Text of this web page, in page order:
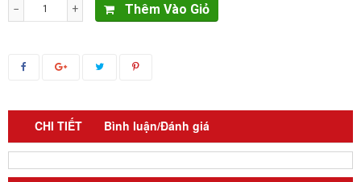
− + Thêm Vào Giỏ
CHI TIẾT Bình luận/Đánh giá